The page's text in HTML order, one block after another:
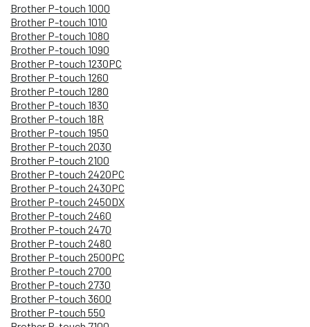
Brother P-touch 1000
Brother P-touch 1010
Brother P-touch 1080
Brother P-touch 1090
Brother P-touch 1230PC
Brother P-touch 1260
Brother P-touch 1280
Brother P-touch 1830
Brother P-touch 18R
Brother P-touch 1950
Brother P-touch 2030
Brother P-touch 2100
Brother P-touch 2420PC
Brother P-touch 2430PC
Brother P-touch 2450DX
Brother P-touch 2460
Brother P-touch 2470
Brother P-touch 2480
Brother P-touch 2500PC
Brother P-touch 2700
Brother P-touch 2730
Brother P-touch 3600
Brother P-touch 550